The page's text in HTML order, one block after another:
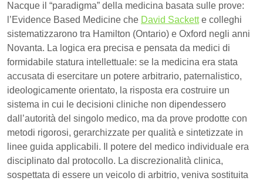
Nacque il “paradigma” della medicina basata sulle prove:
l’Evidence Based Medicine che David Sackette colleghi
sistematizzarono tra Hamilton (Ontario) e Oxford negli anni
Novanta. La logica era precisa e pensata da medici di
formidabile statura intellettuale: se la medicina era stata
accusata di esercitare un potere arbitrario, paternalistico,
ideologicamente orientato, la risposta era costruire un
sistema in cui le decisioni cliniche non dipendessero
dall’autorità del singolo medico, ma da prove prodotte con
metodi rigorosi, gerarchizzate per qualità e sintetizzate in
linee guida applicabili. Il potere del medico individuale era
disciplinato dal protocollo. La discrezionalità clinica,
sospettata di essere un veicolo di arbitrio, veniva sostituita